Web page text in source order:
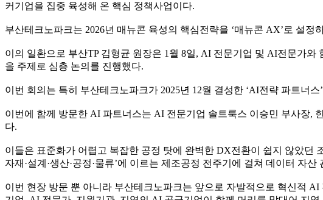
커기업을 집중 육성해 온 핵심 정책사업이다.
부산테크노파크는 2026년 매뉴콘 육성의 핵심전략을 ‘매뉴콘 AX’로 설
이의 일환으로 부산TP 김형균 원장은 1월 8일, AI 전문기업 및 AI전문가
을 주제로 심층 논의를 진행했다.
이번 회의는 특히 부산테크노파크가 2025년 12월 결성한 ‘AI전략 파트너
이번에 함께 방문한 AI 파트너스는 AI 전문기업 솔트룩스 이승민 부사장,
다.
이들은 표준화가 어렵고 복잡한 공정 탓에 완벽한 DX전환이 쉽지 않았던
자재·설계·생산·공정·물류’에 이르는 제조공정 전주기에 걸쳐 데이터 자
이번 현장 방문 뿐 아니라 부산테크노파크는 앞으로 자발적으로 혁신적